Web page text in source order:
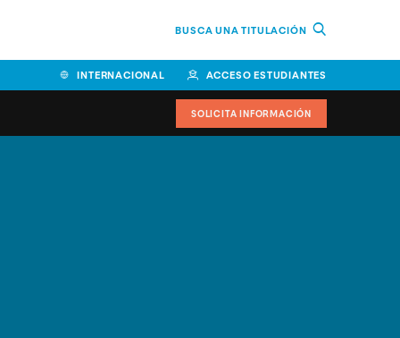
BUSCA UNA TITULACIÓN
INTERNACIONAL ACCESO ESTUDIANTES
SOLICITA INFORMACIÓN